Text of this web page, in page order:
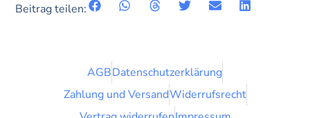
Beitrag teilen:
AGBDatenschutzerklärung
Zahlung und VersandWiderrufsrecht